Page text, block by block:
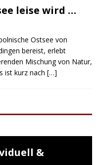
leise wird …
Ostsee von
bereist, erlebt
Mischung von Natur,
ist kurz nach […]
&